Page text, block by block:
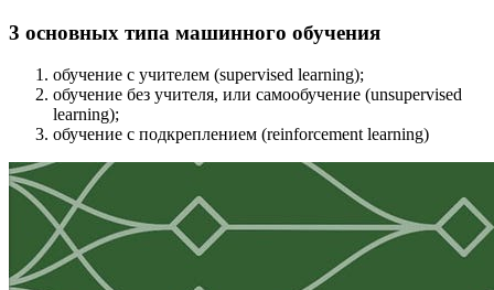
3 основных типа машинного обучения
обучение с учителем (supervised learning);
обучение без учителя, или самообучение (unsupervised
learning);
обучение с подкреплением (reinforcement learning)